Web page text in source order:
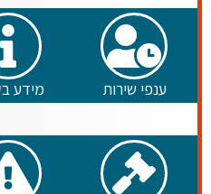
ענפי שירות מידע